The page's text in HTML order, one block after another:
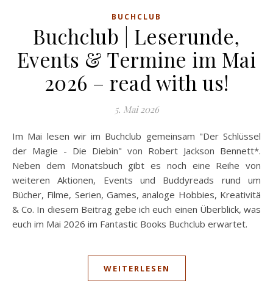
BUCHCLUB
Buchclub | Leserunde,
Events & Termine im Mai
2026 – read with us!
5. Mai 2026
Im Mai lesen wir im Buchclub gemeinsam "Der Schlüssel
der Magie - Die Diebin" von Robert Jackson Bennett*.
Neben dem Monatsbuch gibt es noch eine Reihe von
weiteren Aktionen, Events und Buddyreads rund um
Bücher, Filme, Serien, Games, analoge Hobbies, Kreativitä
& Co. In diesem Beitrag gebe ich euch einen Überblick, was
euch im Mai 2026 im Fantastic Books Buchclub erwartet.
WEITERLESEN